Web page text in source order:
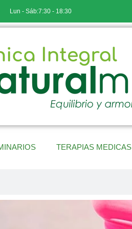
Lun - Sáb:7:30 - 18:30
TERAPIAS MEDICAS